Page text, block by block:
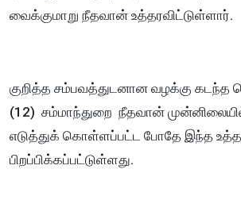
வைக்குமாறு நீதவான் உத்தரவிட்டுள்ளார்.
குறித்த சம்பவத்துடனான வழக்கு கடந்த
(12) சம்மாந்துறை நீதவான்
எடுத்துக் கொள்ளப்பட்ட போதே இந்த
பிறப்பிக்கப்பட்டுள்ளது.